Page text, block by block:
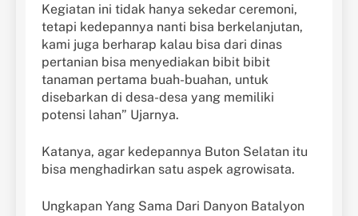
Kegiatan ini tidak hanya sekedar ceremoni,
tetapi kedepannya nanti bisa berkelanjutan,
kami juga berharap kalau bisa dari dinas
pertanian bisa menyediakan bibit bibit
tanaman pertama buah-buahan, untuk
disebarkan di desa-desa yang memiliki
potensi lahan” Ujarnya.
Katanya, agar kedepannya Buton Selatan itu
bisa menghadirkan satu aspek agrowisata.
Ungkapan Yang Sama Dari Danyon Batalyon